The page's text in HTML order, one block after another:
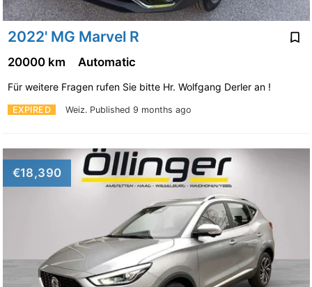
2022' MG Marvel R
EXPIRED Weiz. Published 9 months ago
20000 km Automatic
Für weitere Fragen rufen Sie bitte Hr. Wolfgang Derler an !
€18,390